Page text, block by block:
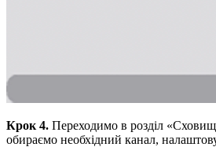
Крок 4. Переходимо в розділ
обираємо необхідний канал,